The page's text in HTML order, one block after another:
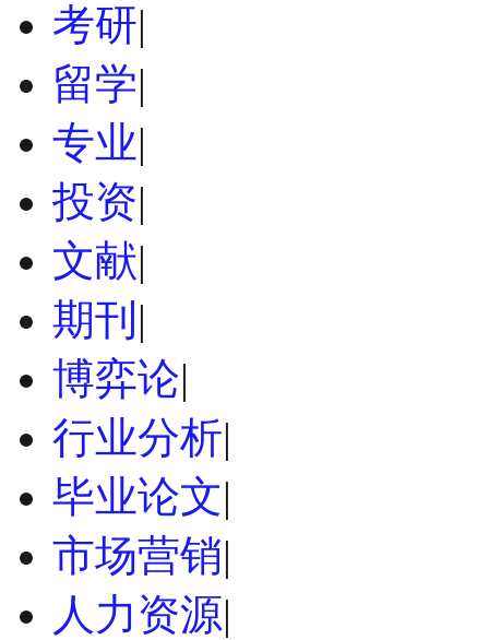
考研|
留学|
专业|
投资|
文献|
期刊 |
博弈论|
行业分析|
毕业论文|
市场营销|
人力资源|